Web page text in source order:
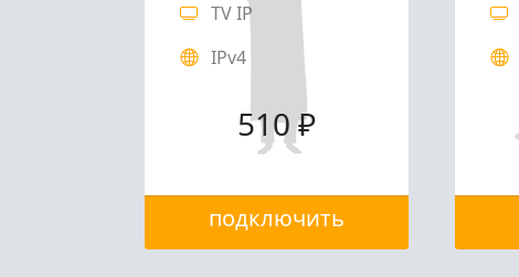
TV IP
IPv4
510 ₽
подключить